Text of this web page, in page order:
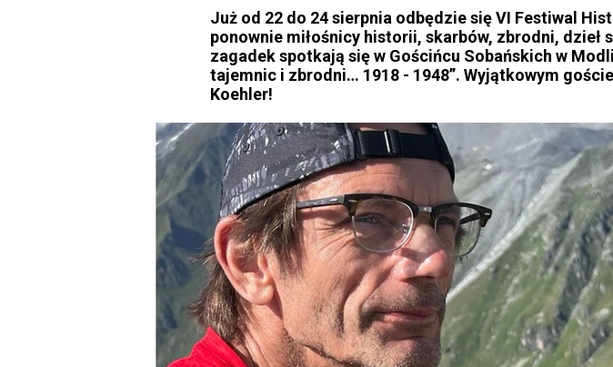
Już od 22 do 24 sierpnia odbędzie się VI Festiwal
ponownie miłośnicy historii, skarbów, zbrodni,
zagadek spotkają się w Gościńcu Sobańskich w
tajemnic i zbrodni… 1918 - 1948”. Wyjątkowym
Koehler!